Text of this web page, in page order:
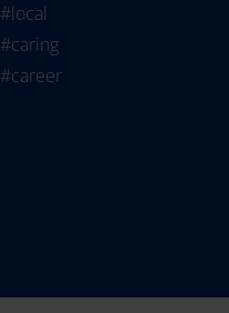
#local
#caring
#career